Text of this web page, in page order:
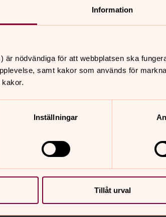
Information
är nödvändiga för att webbplatsen ska
samt kakor som används för
Inställningar
Tillåt urval
Hitta